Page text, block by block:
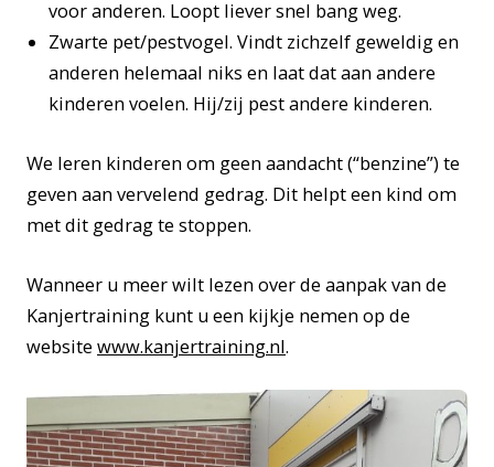
voor anderen. Loopt liever snel bang weg.
Zwarte pet/pestvogel. Vindt zichzelf geweldig en
anderen helemaal niks en laat dat aan andere
kinderen voelen. Hij/zij pest andere kinderen.
We leren kinderen om geen aandacht (“benzine”) te
geven aan vervelend gedrag. Dit helpt een kind om
met dit gedrag te stoppen.
Wanneer u meer wilt lezen over de aanpak van de
Kanjertraining kunt u een kijkje nemen op de
website www.kanjertraining.nl.